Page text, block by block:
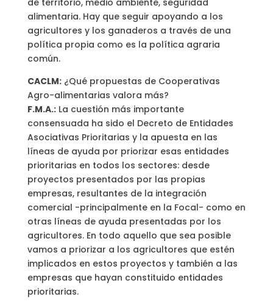
de territorio, medio ambiente, seguridad
alimentaria. Hay que seguir apoyando a los
agricultores y los ganaderos a través de una
política propia como es la política agraria
común.
CACLM:¿Qué propuestas de Cooperativas
Agro-alimentarias valora más?
F.M.A.:La cuestión más importante
consensuada ha sido el Decreto de Entidades
Asociativas Prioritarias y la apuesta en las
líneas de ayuda por priorizar esas entidades
prioritarias en todos los sectores: desde
proyectos presentados por las propias
empresas, resultantes de la integración
comercial -principalmente en la Focal- como en
otras líneas de ayuda presentadas por los
agricultores. En todo aquello que sea posible
vamos a priorizar a los agricultores que estén
implicados en estos proyectos y también a las
empresas que hayan constituido entidades
prioritarias.